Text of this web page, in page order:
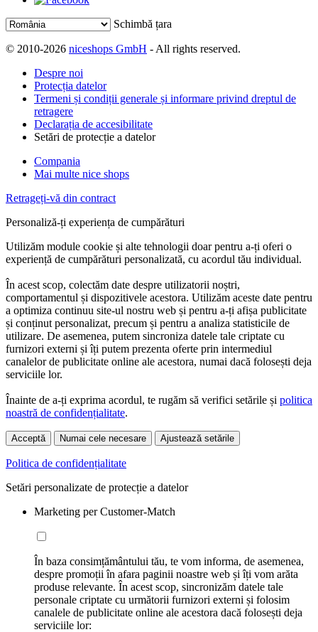
Schimbă țara
© 2010-2026 niceshops GmbH - All rights reserved.
Despre noi
Protecția datelor
Termeni și condiții generale și informare privind dreptul de
retragere
Declarația de accesibilitate
Setări de protecție a datelor
Compania
Mai multe nice shops
Retrageți-vă din contract
Personaliză-ți experiența de cumpărături
Utilizăm module cookie și alte tehnologii doar pentru a-ți oferi o
experiență de cumpărături personalizată, cu acordul tău individual.
În acest scop, colectăm date despre utilizatorii noștri,
comportamentul și dispozitivele acestora. Utilizăm aceste date pentru
a optimiza continuu site-ul nostru web și pentru a-ți afișa publicitate
și conținut personalizat, precum și pentru a analiza statisticile de
utilizare. De asemenea, putem sincroniza datele tale criptate cu
furnizori externi și îți putem prezenta oferte prin intermediul
canalelor de publicitate online ale acestora, numai dacă folosești deja
serviciile lor.
Înainte de a-ți exprima acordul, te rugăm să verifici setările și politica
noastră de confidențialitate.
Acceptă Numai cele necesare Ajustează setările
Politica de confidențialitate
Setări personalizate de protecție a datelor
Marketing per Customer-Match
În baza consimțământului tău, te vom informa, de asemenea,
despre promoții în afara paginii noastre web și îți vom arăta
produse relevante. În acest scop, sincronizăm datele tale
personale criptate cu următorii furnizori externi și folosim
canalele de publicitate online ale acestora dacă folosești deja
serviciile lor: